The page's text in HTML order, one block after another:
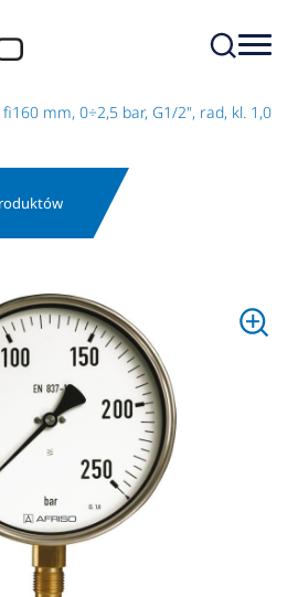
mm, 0÷2,5 bar, G1/2", rad, kl. 1,0